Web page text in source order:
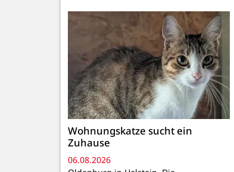
Wohnungskatze sucht ein
Zuhause
06.08.2026